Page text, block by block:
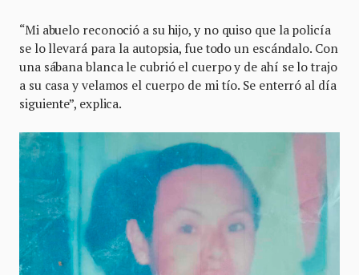
“Mi abuelo reconoció a su hijo, y no quiso que la policía
se lo llevará para la autopsia, fue todo un escándalo. Con
una sábana blanca le cubrió el cuerpo y de ahí se lo trajo
a su casa y velamos el cuerpo de mi tío. Se enterró al día
siguiente”, explica.